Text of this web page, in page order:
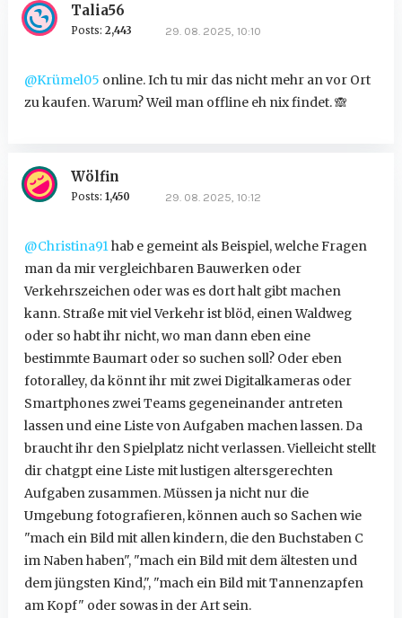
Talia56
Posts: 2,443 29. 08. 2025, 10:10
@Krümel05 online. Ich tu mir das nicht mehr an vor Ort
zu kaufen. Warum? Weil man offline eh nix findet.🙈
Wölfin
Posts: 1,450 29. 08. 2025, 10:12
@Christina91hab e gemeint als Beispiel, welche Fragen
man da mir vergleichbaren Bauwerken oder
Verkehrszeichen oder was es dort halt gibt machen
kann. Straße mit viel Verkehr ist blöd, einen Waldweg
oder so habt ihr nicht, wo man dann eben eine
bestimmte Baumart oder so suchen soll? Oder eben
fotoralley, da könnt ihr mit zwei Digitalkameras oder
Smartphones zwei Teams gegeneinander antreten
lassen und eine Liste von Aufgaben machen lassen. Da
braucht ihr den Spielplatz nicht verlassen. Vielleicht stellt
dir chatgpt eine Liste mit lustigen altersgerechten
Aufgaben zusammen. Müssen ja nicht nur die
Umgebung fotografieren, können auch so Sachen wie
"mach ein Bild mit allen kindern, die den Buchstaben C
im Naben haben", "mach ein Bild mit dem ältesten und
dem jüngsten Kind,", "mach ein Bild mit Tannenzapfen
am Kopf" oder sowas in der Art sein.